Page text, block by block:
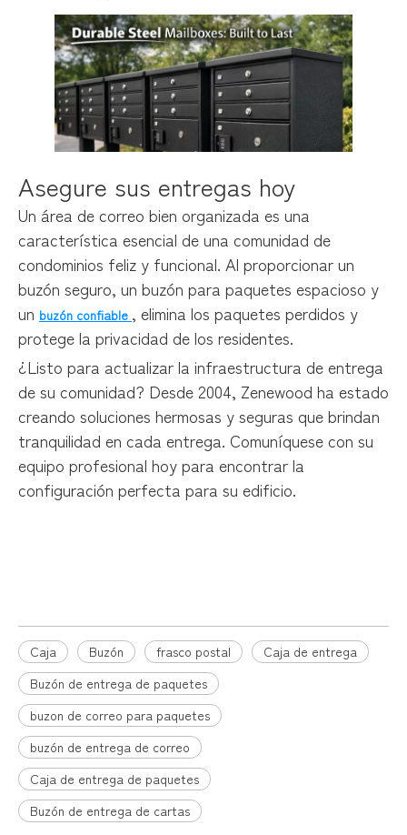
Asegure sus entregas hoy
Un área de correo bien organizada es una
característica esencial de una comunidad de
condominios feliz y funcional. Al proporcionar un
buzón seguro, un buzón para paquetes espacioso y
un buzón confiable , elimina los paquetes perdidos y
protege la privacidad de los residentes.
¿Listo para actualizar la infraestructura de entrega
de su comunidad? Desde 2004, Zenewood ha estado
creando soluciones hermosas y seguras que brindan
tranquilidad en cada entrega. Comuníquese con su
equipo profesional hoy para encontrar la
configuración perfecta para su edificio.
Caja Buzón frasco postal
Caja de entrega
Buzón de entrega de paquetes
buzon de correo para paquetes
buzón de entrega de correo
Caja de entrega de paquetes
Buzón de entrega de cartas